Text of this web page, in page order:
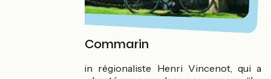
Château de Commarin
Pays de l'écrivain régionaliste Henri Vincenot, qui a